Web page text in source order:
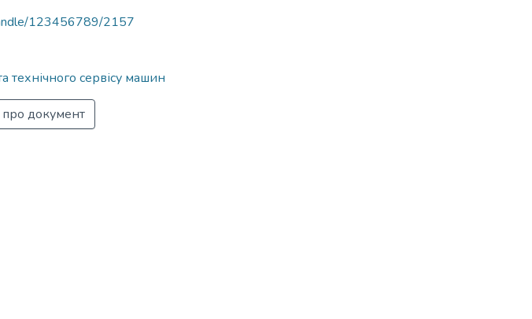
123456789/2157
технічного сервісу машин
документ